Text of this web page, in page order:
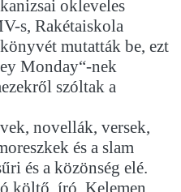
okleveles
s, Rakétaiskola
mutatták be, ezt
Monday“-nek
szóltak a
novellák, versek,
és a slam
és a közönség elé.
költő, író, Kelemen